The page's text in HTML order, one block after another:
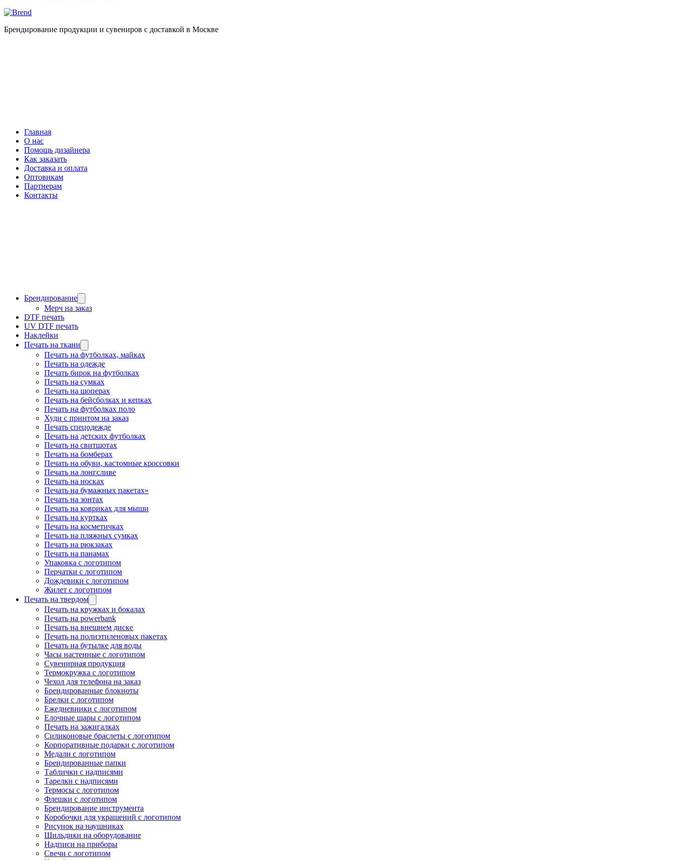
Брендирование продукции и сувениров с доставкой в Москве
Главная
О нас
Помощь дизайнера
Как заказать
Доставка и оплата
Оптовикам
Партнерам
Контакты
Брендирование
Мерч на заказ
DTF печать
UV DTF печать
Наклейки
Печать на ткани
Печать на футболках, майках
Печать на одежде
Печать бирок на футболках
Печать на сумках
Печать на шоперах
Печать на бейсболках и кепках
Печать на футболках поло
Худи с принтом на заказ
Печать спецодежде
Печать на детских футболках
Печать на свитшотах
Печать на бомберах
Печать на обуви, кастомные кроссовки
Печать на лонгсливе
Печать на носках
Печать на бумажных пакетах»
Печать на зонтах
Печать на ковриках для мыши
Печать на куртках
Печать на косметичках
Печать на пляжных сумках
Печать на рюкзаках
Печать на панамах
Упаковка с логотипом
Перчатки с логотипом
Дождевики с логотипом
Жилет с логотипом
Печать на твердом
Печать на кружках и бокалах
Печать на powerbank
Печать на внешнем диске
Печать на полиэтиленовых пакетах
Печать на бутылке для воды
Часы настенные с логотипом
Сувенирная продукция
Термокружка с логотипом
Чехол для телефона на заказ
Брендированные блокноты
Брелки с логотипом
Ежедневники с логотипом
Елочные шары с логотипом
Печать на зажигалках
Силиконовые браслеты с логотипом
Корпоративные подарки с логотипом
Медали с логотипом
Брендированные папки
Таблички с надписями
Тарелки с надписями
Термосы с логотипом
Флешки с логотипом
Брендирование инструмента
Коробочки для украшений с логотипом
Рисунок на наушниках
Шильдики на оборудование
Надписи на приборы
Свечи с логотипом